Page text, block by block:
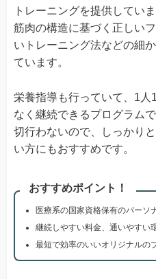
トレーニングを提供してい
筋肉の構造に基づく正しい
いトレーニング法などの細
ています。
栄養指導も行っていて、1人
なく継続できるプログラム
切行わないので、しっかり
い方にもおすすめです。
おすすめポイント！
医療系の国家資格保有のパーソ
継続しやすい料金、通いやすい
最短で効率のいいオリジナルの